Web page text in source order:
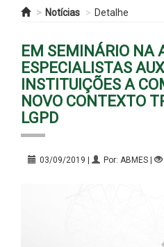
Notícias Detalhe
EM SEMINÁRIO NA
ESPECIALISTAS
INSTITUIÇÕES A
NOVO CONTEXTO
LGPD
03/09/2019 | Por: ABMES |